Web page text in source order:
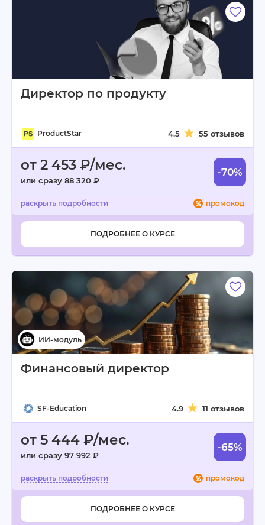
Директор по продукту
ProductStar 4.5 55 отзывов
от 2 453 ₽/мес.
или сразу 88 320 ₽
-70%
промокод
ПОДРОБНЕЕ О КУРСЕ
Финансовый директор
SF-Education 4.9 11 отзывов
от 5 444 ₽/мес.
или сразу 97 992 ₽
-65%
промокод
ПОДРОБНЕЕ О КУРСЕ